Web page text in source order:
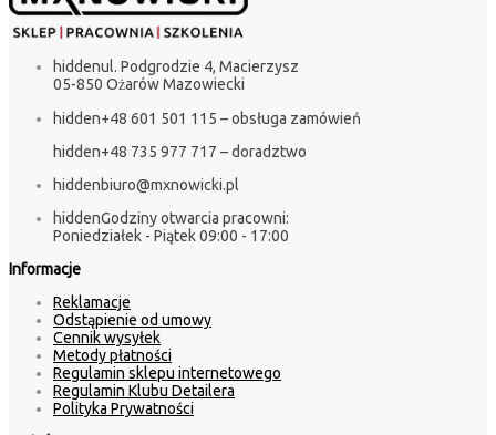
hiddenul. Podgrodzie 4, Macierzysz
05-850 Ożarów Mazowiecki
hidden+48 601 501 115 – obsługa zamówień
hidden+48 735 977 717 – doradztwo
hiddenbiuro@mxnowicki.pl
hiddenGodziny otwarcia pracowni:
Poniedziałek - Piątek 09:00 - 17:00
Informacje
Reklamacje
Odstąpienie od umowy
Cennik wysyłek
Metody płatności
Regulamin sklepu internetowego
Regulamin Klubu Detailera
Polityka Prywatności